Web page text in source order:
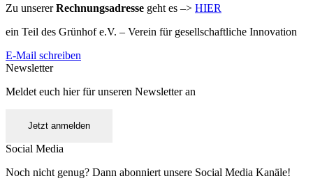
Zu unsererRechnungsadresse geht es –> HIER
ein Teil des Grünhof e.V. – Verein für gesellschaftliche Innovation
E-Mail schreiben
Newsletter
Meldet euch hier für unseren Newsletter an
Jetzt anmelden
Social Media
Noch nicht genug? Dann abonniert unsere Social Media Kanäle!